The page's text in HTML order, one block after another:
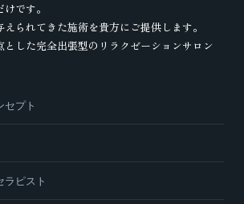
です。
られてきた施術を貴方にご提供します。
とした完全出張型のリラクゼーションサロン
セプト
ラピスト